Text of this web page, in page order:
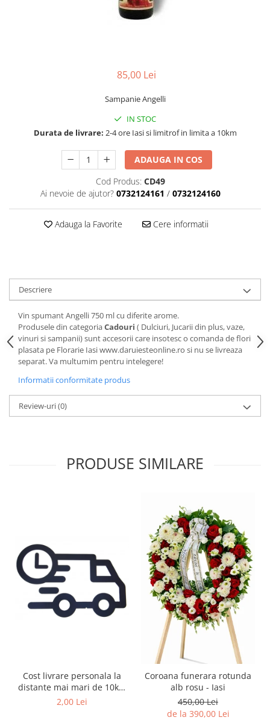
85,00 Lei
Sampanie Angelli
IN STOC
Durata de livrare: 2-4 ore Iasi si limitrof in limita a 10km
ADAUGA IN COS
Cod Produs: CD49
Ai nevoie de ajutor? 0732124161 / 0732124160
Adauga la Favorite Cere informatii
Descriere
Vin spumant Angelli 750 ml cu diferite arome.
Produsele din categoriaCadouri ( Dulciuri, Jucarii din plus, vaze,
vinuri si sampanii) sunt accesorii care insotesc o comanda de flori
plasata pe Florarie Iasi www.daruiesteonline.ro si nu se livreaza
separat. Va multumim pentru intelegere!
Informatii conformitate produs
Review-uri(0)
PRODUSE SIMILARE
Cost livrare personala la
distante mai mari de 10km
de Iasi
2,00 Lei
Coroana funerara rotunda
alb rosu - Iasi
450,00 Lei
de la 390,00 Lei